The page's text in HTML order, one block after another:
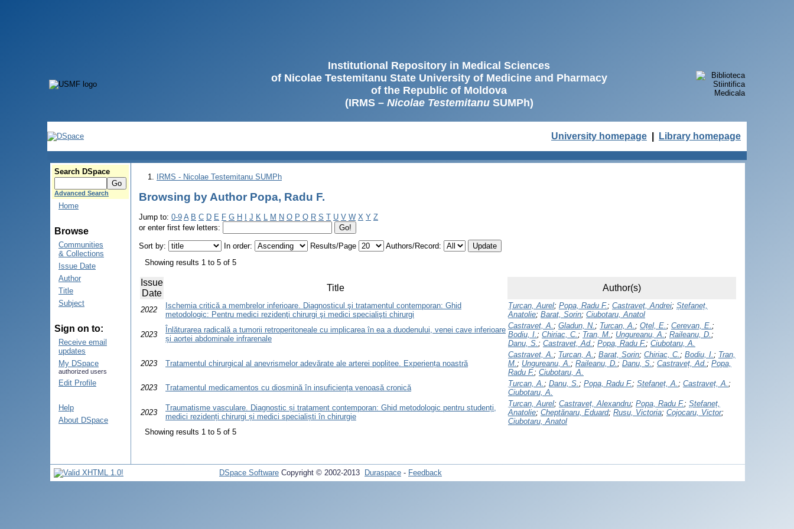
Institutional Repository in Medical Sciences
of Nicolae Testemitanu State University of Medicine and Pharmacy
of the Republic of Moldova
(IRMS – Nicolae TestemitanuSUMPh)
University homepage Library homepage
Search DSpace
Advanced Search
Home
Browse
Communities
& Collections
Issue Date
Author
Title
Subject
Sign on to:
Receive email
updates
My DSpace
authorized users
Edit Profile
Help
About DSpace
IRMS - Nicolae Testemitanu SUMPh
Browsing by Author Popa, Radu F.
Jump to: 0-9 A B C D E F G H J K L M N O P Q R S T U V W X Y Z
or enter first few letters:
Sort by: In order: Results/Page
Authors/Record:
Showing results 1 to 5 of 5
Issue
Date
Title Author(s)
2022
Ischemia critică a membrelor inferioare. Diagnosticul şi tratamentul contemporan: Ghid
metodologic: Pentru medici rezidenţi chirurgi şi medici specialişti chirurgi
Ţurcan, Aurel; Popa, Radu F.; Castraveţ, Andrei; Ștefaneț,
Anatolie; Barat, Sorin; Ciubotaru, Anatol
2023
Înlăturarea radicală a tumorii retroperitoneale cu implicarea în ea a duodenului, venei cave inferioare
și aortei abdominale infrarenale
Castravet, A.; Gladun, N.; Turcan, A.; Oțel, E.; Cerevan, E.;
Bodiu, I.; Chiriac, C.; Tran, M.; Ungureanu, A.; Raileanu, D.;
Danu, S.; Castravet, Ad.; Popa, Radu F.; Ciubotaru, A.
2023 Tratamentul chirurgical al anevrismelor adevărate ale arterei poplitee. Experiența noastră
Castravet, A.; Turcan, A.; Barat, Sorin; Chiriac, C.; Bodiu, I.; Tran,
M.; Ungureanu, A.; Raileanu, D.; Danu, S.; Castraveț, Ad.; Popa,
Radu F.; Ciubotaru, A.
2023
Tratamentul medicamentos cu diosmină în insuficiența venoasă cronică Țurcan, A.; Danu, S.; Popa, Radu F.; Ștefaneț, A.; Castraveț, A.;
Ciubotaru, A.
2023
Traumatisme vasculare. Diagnostic și tratament contemporan: Ghid metodologic pentru studenți,
medici rezidenți chirurgi și medici specialiști în chirurgie
Țurcan, Aurel; Castraveț, Alexandru; Popa, Radu F.; Ștefaneț,
Anatolie; Cheptănaru, Eduard; Rusu, Victoria; Cojocaru, Victor;
Ciubotaru, Anatol
Showing results 1 to 5 of 5
DSpace Software Copyright © 2002-2013 Duraspace - Feedback